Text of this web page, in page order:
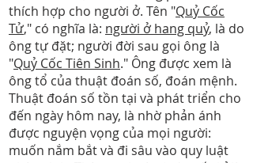
thích hợp cho người ở. Tên "Quỷ Cốc
Tử," có nghĩa là: người ở hang quỷ, là do
ông tự đặt; người đời sau gọi ông là
"Quỷ Cốc Tiên Sinh." Ông được xem là
ông tổ của thuật đoán số, đoán mệnh.
Thuật đoán số tồn tại và phát triển cho
đến ngày hôm nay, là nhờ phản ánh
được nguyện vọng của mọi người:
muốn nắm bắt và đi sâu vào quy luật